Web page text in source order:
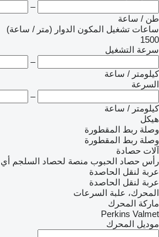
–
طن / ساعة
ساعات تشغيل المكون الدوار (متر / ساعة)
1500
سرعة التشغيل
–
كيلومتر / ساعة
السرعة
–
كيلومتر / ساعة
هيكل
وصلة ربط المقطورة
وصلة ربط المقطورة
آلات حصادة
رأس حصاد الحبوب منصة لحصاد السلجم
عربة لنقل الحاصدة
عربة لنقل الحاصدة
المحرك، علبة السرعات
ماركة المحرك
Perkins Valmet
موديل المحرك